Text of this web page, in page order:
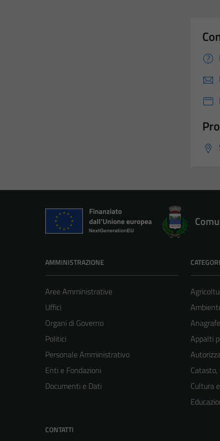
AMMINISTRAZIONE
Aree Amministrative
Uffici
Organi di Governo
Politici
Personale Amministrativo
Enti e Fondazioni
Documenti e Dati
Appalti
Catasto,
Cultura
CONTATTI